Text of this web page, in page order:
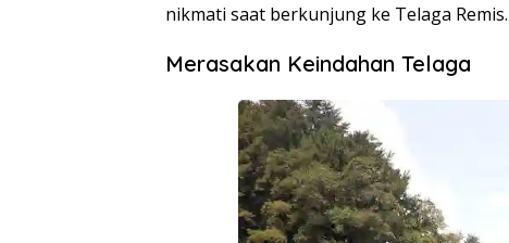
nikmati saat berkunjung ke Telaga Remis.
Merasakan Keindahan Telaga